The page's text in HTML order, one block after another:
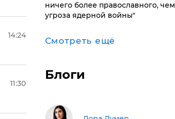
14:24
11:30
ничего более православного, чем
угроза ядерной войны"
Смотреть ещё
Блоги